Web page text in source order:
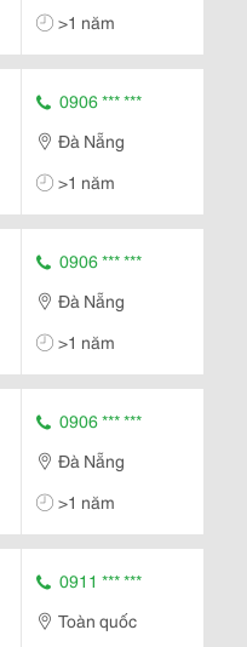
>1 năm
0906 *** ***
Đà Nẵng
>1 năm
0906 *** ***
Đà Nẵng
>1 năm
0906 *** ***
Đà Nẵng
>1 năm
0911 *** ***
Toàn quốc